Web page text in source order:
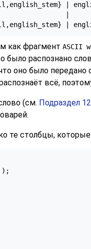
|
|
|
как фрагмент ASCII
было распознано
оно было
всё,
(см. Подраздел
те столбцы,